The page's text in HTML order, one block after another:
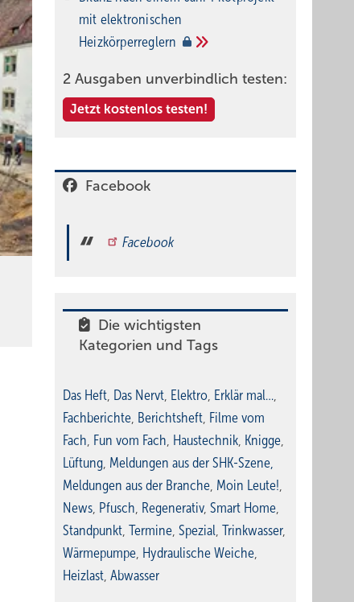
mit elektronischen
Heizkörperreglern
2 Ausgaben unverbindlich testen:
Jetzt kostenlos testen!
Facebook
Facebook
Die wichtigsten
Kategorien und Tags
Das Heft, Das Nervt, Elektro, Erklär mal…,
Fachberichte, Berichtsheft, Filme vom
Fach, Fun vom Fach, Haustechnik, Knigge,
Lüftung, Meldungen aus der SHK-Szene,
Meldungen aus der Branche, Moin Leute!,
News, Pfusch, Regenerativ, Smart Home,
Standpunkt, Termine, Spezial, Trinkwasser,
Wärmepumpe, Hydraulische Weiche,
Heizlast, Abwasser